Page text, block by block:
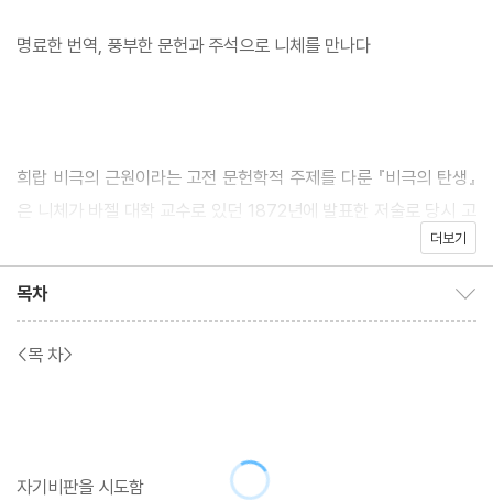
명료한 번역, 풍부한 문헌과 주석으로 니체를 만나다
희랍 비극의 근원이라는 고전 문헌학적 주제를 다룬 『비극의 탄생』
은 니체가 바젤 대학 교수로 있던 1872년에 발표한 저술로 당시 고
전 문헌학자들로부터 철저한 외면에 이어 맹렬한 비난을 받았다. 독
한 신랄한 서평은 당시 고전 문헌학계의 분위기를 보여 준다. 비판의
초점은 『비극의 탄생』이 고전 문헌학적 저작이라기보다는 철학적
더보기
목차
<목 차>
자기비판을 시도함